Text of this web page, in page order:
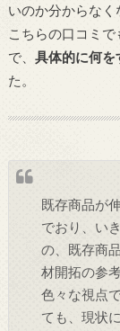
いのか分からなく
こちらの口コミ
で、 具体的に何を
た。
既存商品が
でおり、い
の、既存商
材開拓の参
色々な視点
ても、現状